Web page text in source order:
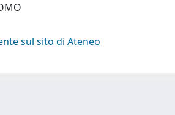
sul sito di Ateneo